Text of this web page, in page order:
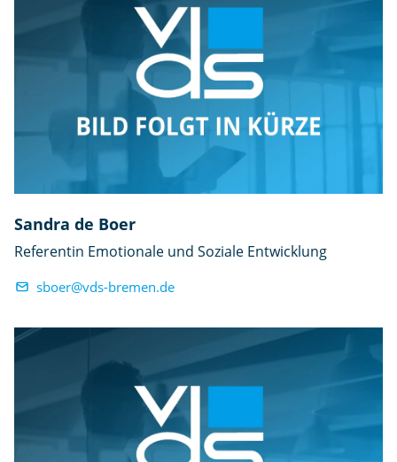
Sandra de Boer
Referentin Emotionale und Soziale Entwicklung
sboer@vds-bremen.de